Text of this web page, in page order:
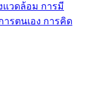
แวดล้อม การมี
รตนเอง การคิด